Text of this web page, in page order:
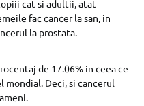
cat si adultii, atat
fac cancer la san, in
la prostata.
de 17.06% in ceea ce
Deci, si cancerul